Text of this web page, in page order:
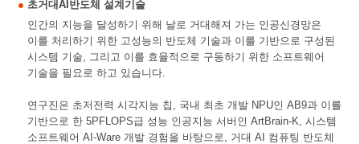
초거대AI반도체 설계기술
인간의 지능을 달성하기 위해 날로 거대해져 가는 인공신경망은
이를 처리하기 위한 고성능의 반도체 기술과 이를 기반으로 구성된
시스템 기술, 그리고 이를 효율적으로 구동하기 위한 소프트웨어
기술을 필요로 하고 있습니다.
연구진은 초저전력 시각지능 칩, 국내 최초 개발 NPU인 AB9과 이를
기반으로 한 5PFLOPS급 성능 인공지능 서버인 ArtBrain-K, 시스템
소프트웨어 AI-Ware 개발 경험을 바탕으로, 거대 AI 컴퓨팅 반도체